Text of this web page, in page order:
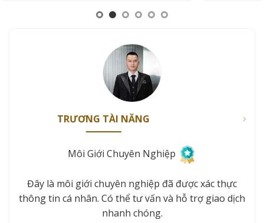
TRƯƠNG TÀI NĂNG
Môi Giới Chuyên Nghiệp
Đây là môi giới chuyên nghiệp đã được xác thực
thông tin cá nhân. Có thể tư vấn và hỗ trợ giao dịch
nhanh chóng.